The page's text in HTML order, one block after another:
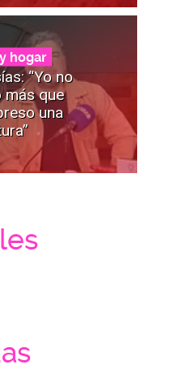
hogar
“Yo no
más que
una